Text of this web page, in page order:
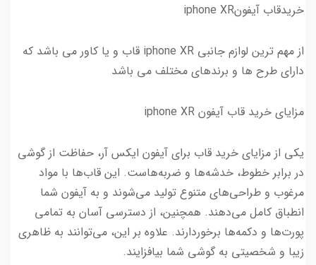
خریدقاب آیفونiphone XR
از مهم ترین لوازم جانبی iphone XR قاب و یا کاور می باشد که
دارای طرح ها و برندهای مختلف می باشد
مزایای خرید قاب آیفون iphone XR
یکی از مزایای خرید قاب برای آیفون ایکس آر، حفاظت از گوشی
در برابر خطوط، خدشه‌ها و ضربه‌هاست. این قاب‌ها با مواد
مرغوب و طراحی‌های متنوع تولید می‌شوند و به آیفون شما
انطباق کامل می‌دهند. همچنین، از دسترسی آسان به تمامی
پورت‌ها و دکمه‌ها برخوردارند. علاوه بر این، می‌توانند به ظاهری
زیبا و شخصیتی به گوشی شما بیافزایند.